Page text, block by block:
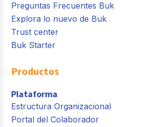
Preguntas Frecuentes Buk
Explora lo nuevo de Buk
Trust center
Buk Starter
Productos
Plataforma
Estructura Organizacional
Portal del Colaborador